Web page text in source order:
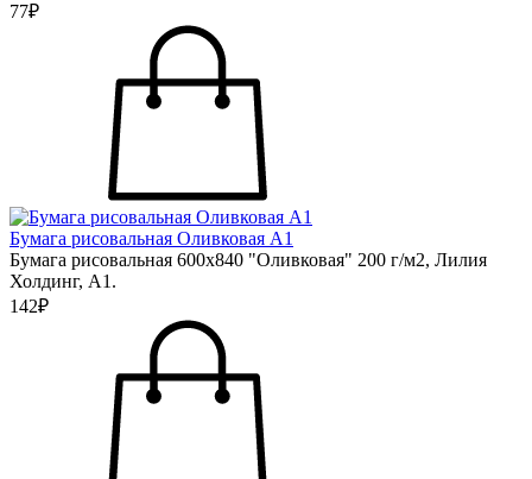
77₽
Бумага рисовальная Оливковая А1
Бумага рисовальная 600х840 "Оливковая" 200 г/м2, Лилия
Холдинг, А1.
142₽